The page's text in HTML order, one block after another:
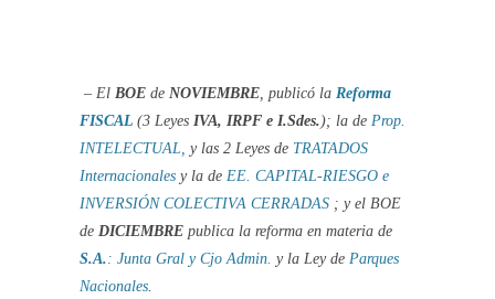
– El BOE de NOVIEMBRE, publicó la Reforma
FISCAL (3 Leyes IVA, IRPF e I.Sdes.); la de Prop.
INTELECTUAL, y las 2 Leyes de TRATADOS
Internacionales y la de EE. CAPITAL-RIESGO e
INVERSIÓN COLECTIVA CERRADAS ; y el BOE
de DICIEMBRE publica la reforma en materia de
S.A.: Junta Gral y Cjo Admin. y la Ley de Parques
Nacionales.